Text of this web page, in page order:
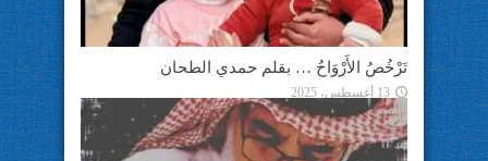
تَرْخُصُ الأَرْوَاحُ … بقلم حمدي الطحان
13 أغسطس، 2025